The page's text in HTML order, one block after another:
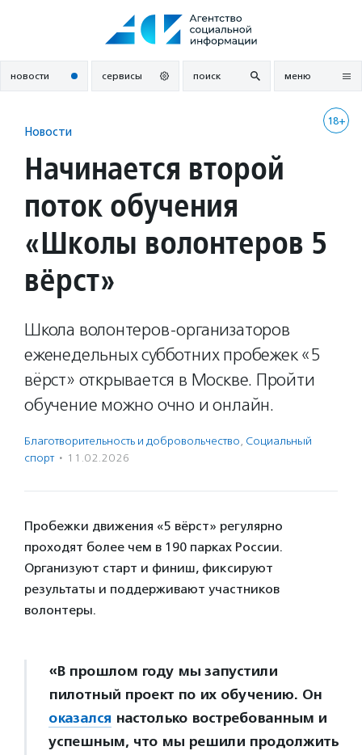
новости сервисы поиск меню
18+
Новости
Начинается второй
поток обучения
«Школы волонтеров 5
вёрст»
Школа волонтеров-организаторов
еженедельных субботних пробежек «5
вёрст» открывается в Москве. Пройти
обучение можно очно и онлайн.
Благотвори­тель­ность и доброволь­чест­во, Социальный
спорт · 11.02.2026
Пробежки движения «5 вёрст» регулярно
проходят более чем в 190 парках России.
Организуют старт и финиш, фиксируют
результаты и поддерживают участников
волонтеры.
«В прошлом году мы запустили
пилотный проект по их обучению. Он
оказался настолько востребованным и
успешным, что мы решили продолжить